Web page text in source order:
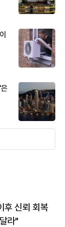
후 신뢰 회복
라"